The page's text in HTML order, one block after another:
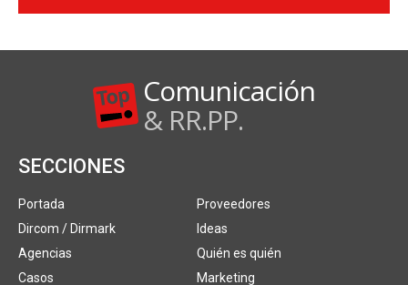
Comunicación
& RR.PP.
SECCIONES
Portada
Dircom / Dirmark
Agencias
Casos
Proveedores
Ideas
Quién es quién
Marketing